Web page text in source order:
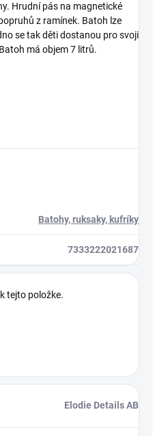
Hrudní pás na magnetické
z ramínek. Batoh lze
se tak děti dostanou pro svoji
má objem 7 litrů.
Batohy, ruksaky, kufríky
7333222021687
tejto položke.
Elodie Details AB